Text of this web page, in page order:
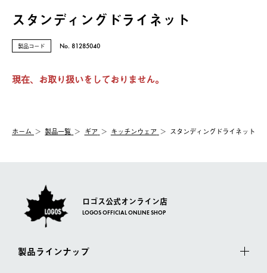
スタンディングドライネット
製品コード No. 81285040
現在、お取り扱いをしておりません。
ホーム 製品⼀覧 ギア キッチンウェア スタンディングドライネット
ロゴス公式オンライン店
LOGOS OFFICIAL ONLINE SHOP
製品ラインナップ